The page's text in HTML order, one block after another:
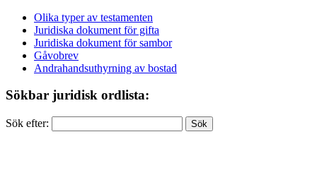
Olika typer av testamenten
Juridiska dokument för gifta
Juridiska dokument för sambor
Gåvobrev
Andrahandsuthyrning av bostad
Sökbar juridisk ordlista:
Sök efter: